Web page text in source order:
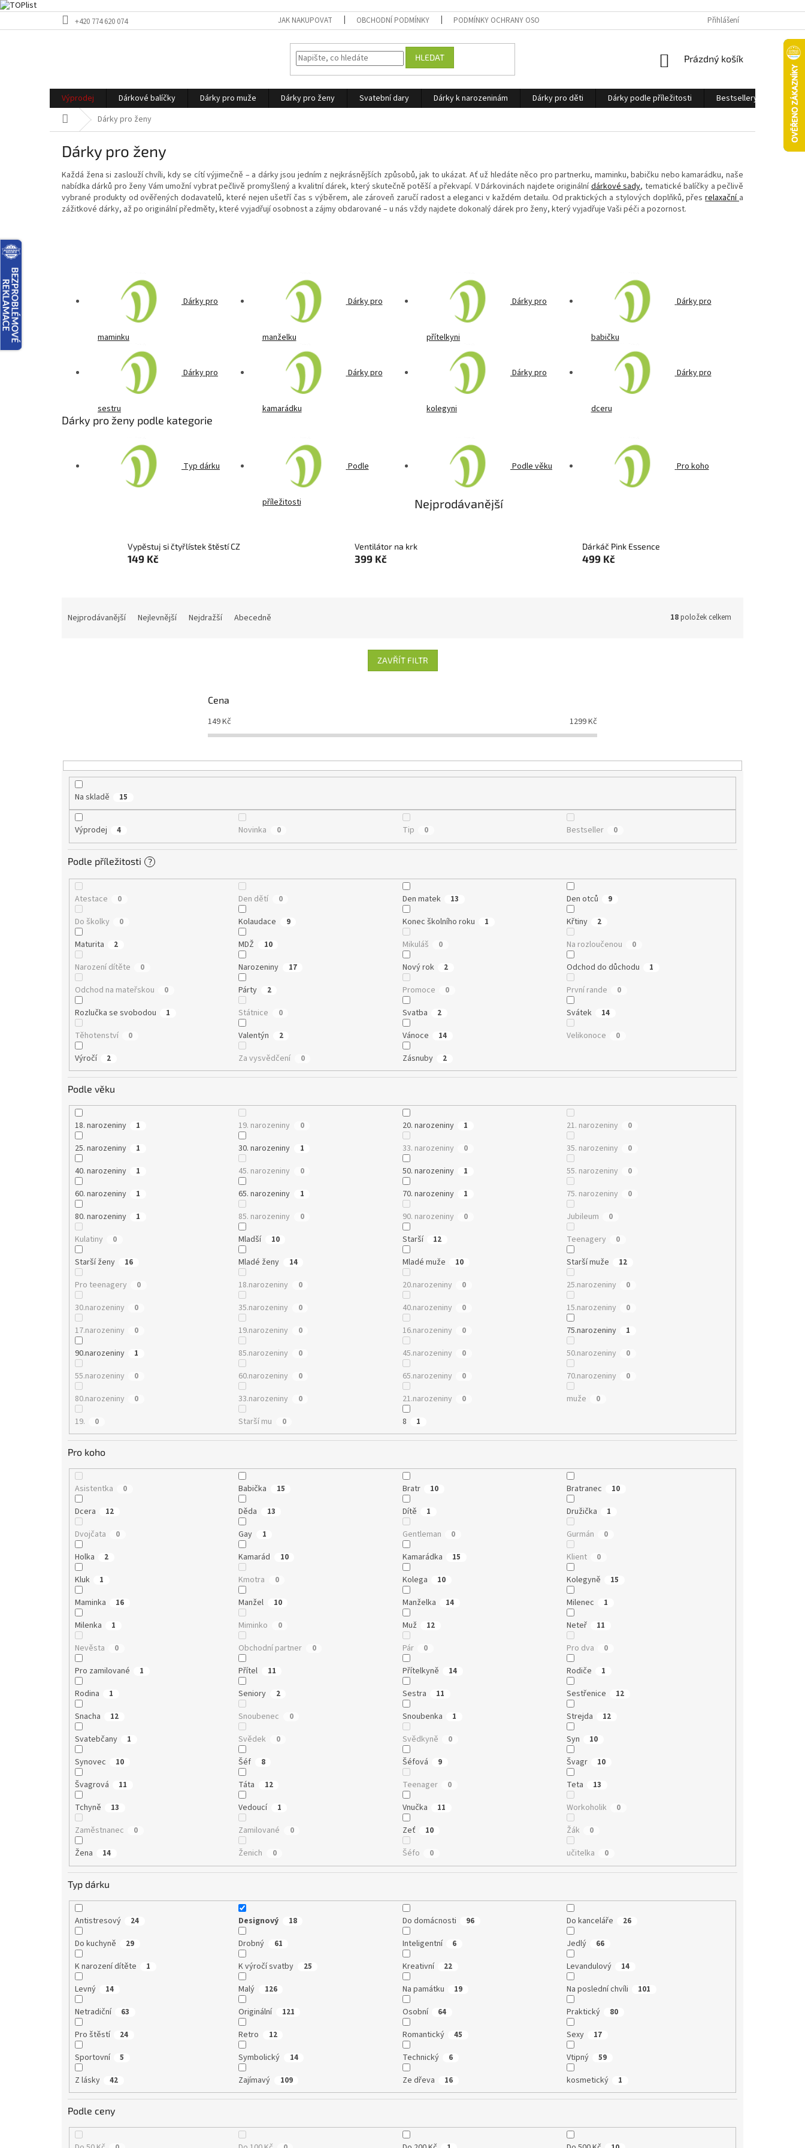
na
+420 774 620 074 JAK NAKUPOVAT OBCHODNÍ PODMÍNKY PODMÍNKY OCHRANY OSOBNÍCH ÚDAJŮ Přihlášení
HLEDAT
NÁKUPNÍ
Prázdný košík
Výprodej Dárkové balíčky Dárky pro muže Dárky pro ženy Svatební dary Dárky k narozeninám Dárky pro děti Dárky podle příležitosti Bestsellery
Domů Dárky pro ženy
Dárky pro ženy
Každá žena si zaslouží chvíli, kdy se cítí výjimečně – a dárky jsou jedním z nejkrásnějších způsobů, jak to ukázat. Ať už hledáte něco pro partnerku, maminku, babičku nebo kamarádku, naše
nabídka dárků pro ženy Vám umožní vybrat pečlivě promyšlený a kvalitní dárek, který skutečně potěší a překvapí. V Dárkovinách najdete originálnídárkové sady, tematické balíčky a pečlivě
vybrané produkty od ověřených dodavatelů, které nejen ušetří čas s výběrem, ale zároveň zaručí radost a eleganci v každém detailu. Od praktických a stylových doplňků, přesrelaxační a
zážitkové dárky, až po originální předměty, které vyjadřují osobnost a zájmy obdarované – u nás vždy najdete dokonalý dárek pro ženy, který vyjadřuje Vaši péči a pozornost.
Dárky pro
maminku
Dárky pro
manželku
Dárky pro
přítelkyni
Dárky pro
babičku
Dárky pro
sestru
Dárky pro
kamarádku
Dárky pro
kolegyni
Dárky pro
dceru
Dárky pro ženy podle kategorie
Typ dárku Podle
příležitosti
Podle věku Pro koho
Nejprodávanější
Vypěstuj si čtyřlístek štěstí CZ
149 Kč
Ventilátor na krk
399 Kč
Dárkáč Pink Essence
499 Kč
t
ů
Nejprodávanější Nejlevnější Nejdražší Abecedně 18položek celkem
ZAVŘÍT FILTR
Cena
149Kč 1299Kč
Na skladě 15
Výprodej 4 Novinka 0 Tip 0 Bestseller 0
Podle příležitosti ?
Atestace 0 Den dětí 0 Den matek 13 Den otců 9
Do školky 0 Kolaudace 9 Konec školního roku 1 Křtiny 2
Maturita 2 MDŽ 10 Mikuláš 0 Na rozloučenou 0
Narození dítěte 0 Narozeniny 17 Nový rok 2 Odchod do důchodu 1
Odchod na mateřskou 0 Párty 2 Promoce 0 První rande 0
Rozlučka se svobodou 1 Státnice 0 Svatba 2 Svátek 14
Těhotenství 0 Valentýn 2 Vánoce 14 Velikonoce 0
Výročí 2 Za vysvědčení 0 Zásnuby 2
Podle věku
18. narozeniny 1 19. narozeniny 0 20. narozeniny 1 21. narozeniny 0
25. narozeniny 1 30. narozeniny 1 33. narozeniny 0 35. narozeniny 0
40. narozeniny 1 45. narozeniny 0 50. narozeniny 1 55. narozeniny 0
60. narozeniny 1 65. narozeniny 1 70. narozeniny 1 75. narozeniny 0
80. narozeniny 1 85. narozeniny 0 90. narozeniny 0 Jubileum 0
Kulatiny 0 Mladší 10 Starší 12 Teenagery 0
Starší ženy 16 Mladé ženy 14 Mladé muže 10 Starší muže 12
Pro teenagery 0 18.narozeniny 0 20.narozeniny 0 25.narozeniny 0
30.narozeniny 0 35.narozeniny 0 40.narozeniny 0 15.narozeniny 0
17.narozeniny 0 19.narozeniny 0 16.narozeniny 0 75.narozeniny 1
90.narozeniny 1 85.narozeniny 0 45.narozeniny 0 50.narozeniny 0
55.narozeniny 0 60.narozeniny 0 65.narozeniny 0 70.narozeniny 0
80.narozeniny 0 33.narozeniny 0 21.narozeniny 0 muže 0
19. 0 Starší mu 0 8 1
Pro koho
Asistentka 0 Babička 15 Bratr 10 Bratranec 10
Dcera 12 Děda 13 Dítě 1 Družička 1
Dvojčata 0 Gay 1 Gentleman 0 Gurmán 0
Holka 2 Kamarád 10 Kamarádka 15 Klient 0
Kluk 1 Kmotra 0 Kolega 10 Kolegyně 15
Maminka 16 Manžel 10 Manželka 14 Milenec 1
Milenka 1 Miminko 0 Muž 12 Neteř 11
Nevěsta 0 Obchodní partner 0 Pár 0 Pro dva 0
Pro zamilované 1 Přítel 11 Přítelkyně 14 Rodiče 1
Rodina 1 Seniory 2 Sestra 11 Sestřenice 12
Snacha 12 Snoubenec 0 Snoubenka 1 Strejda 12
Svatebčany 1 Svědek 0 Svědkyně 0 Syn 10
Synovec 10 Šéf 8 Šéfová 9 Švagr 10
Švagrová 11 Táta 12 Teenager 0 Teta 13
Tchyně 13 Vedoucí 1 Vnučka 11 Workoholik 0
Zaměstnanec 0 Zamilované 0 Zeť 10 Žák 0
Žena 14 Ženich 0 Šéfo 0 učitelka 0
Typ dárku
Antistresový 24 Designový 18 Do domácnosti 96 Do kanceláře 26
Do kuchyně 29 Drobný 61 Inteligentní 6 Jedlý 66
K narození dítěte 1 K výročí svatby 25 Kreativní 22 Levandulový 14
Levný 14 Malý 126 Na památku 19 Na poslední chvíli 101
Netradiční 63 Originální 121 Osobní 64 Praktický 80
Pro štěstí 24 Retro 12 Romantický 45 Sexy 17
Sportovní 5 Symbolický 14 Technický 6 Vtipný 59
Z lásky 42 Zajímavý 109 Ze dřeva 16 kosmetický 1
Podle ceny